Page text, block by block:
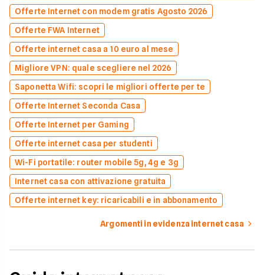
Offerte Internet con modem gratis Agosto 2026
Offerte FWA Internet
Offerte internet casa a 10 euro al mese
Migliore VPN: quale scegliere nel 2026
Saponetta Wifi: scopri le migliori offerte per te
Offerte Internet Seconda Casa
Offerte Internet per Gaming
Offerte internet casa per studenti
Wi-Fi portatile: router mobile 5g, 4g e 3g
Internet casa con attivazione gratuita
Offerte internet key: ricaricabili e in abbonamento
Argomenti in evidenza internet casa